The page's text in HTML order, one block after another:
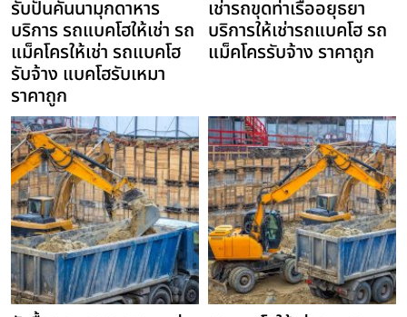
รับปั้นคันนามุกดาหาร
บริการ รถแบคโฮให้เช่า รถ
แม็คโครให้เช่า รถแบคโฮ
รับจ้าง แบคโฮรับเหมา
ราคาถูก
เช่ารถขุดท่าเรืออยุธยา
บริการให้เช่ารถแบคโฮ รถ
แม็คโครรับจ้าง ราคาถูก